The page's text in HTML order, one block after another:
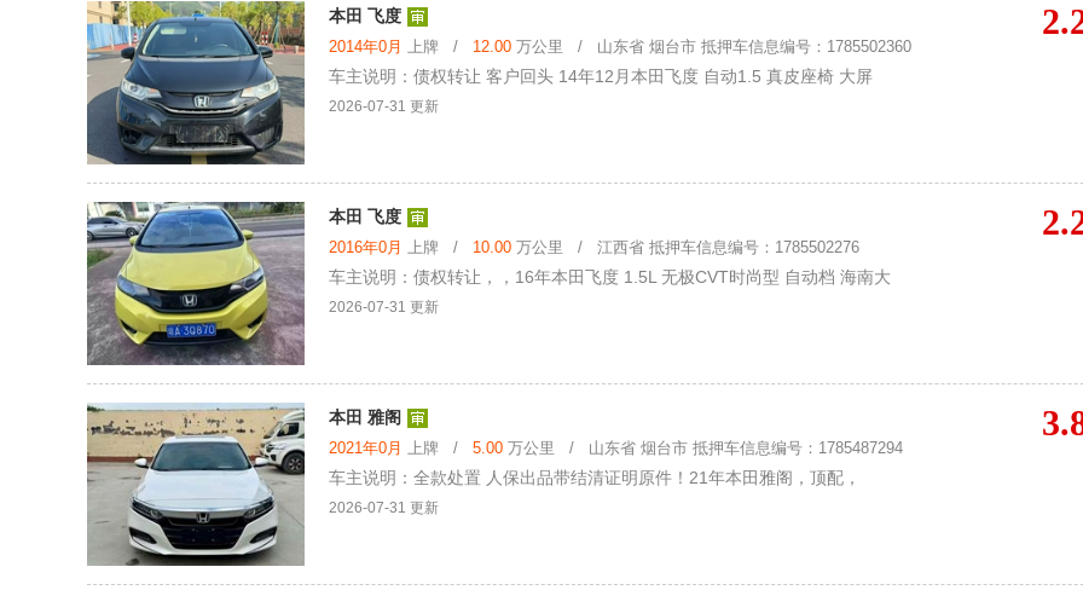
本田 飞度
2014年0月 上牌 / 12.00 万公里 / 山东省 烟台市 抵押车信息编号：1785502360
车主说明：债权转让 客户回头 14年12月本田飞度 自动1.5 真皮座椅 大屏
2026-07-31 更新
本田 飞度
2016年0月 上牌 / 10.00 万公里 / 江西省 抵押车信息编号：1785502276
车主说明：债权转让，，16年本田飞度 1.5L 无极CVT时尚型 自动档 海南大
2026-07-31 更新
本田 雅阁
2021年0月 上牌 / 5.00 万公里 / 山东省 烟台市 抵押车信息编号：1785487294
车主说明：全款处置 人保出品带结清证明原件！21年本田雅阁，顶配，
2026-07-31 更新